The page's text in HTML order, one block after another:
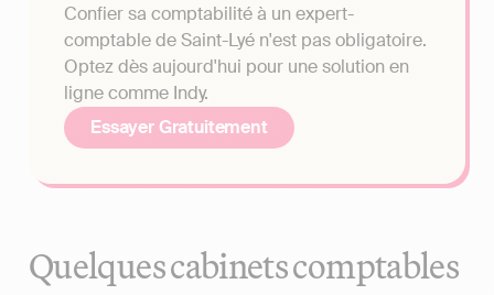
Confier sa comptabilité à un expert-
comptable de Saint-Lyé n'est pas obligatoire.
Optez dès aujourd'hui pour une solution en
ligne comme Indy.
Essayer Gratuitement
Quelques cabinets comptables